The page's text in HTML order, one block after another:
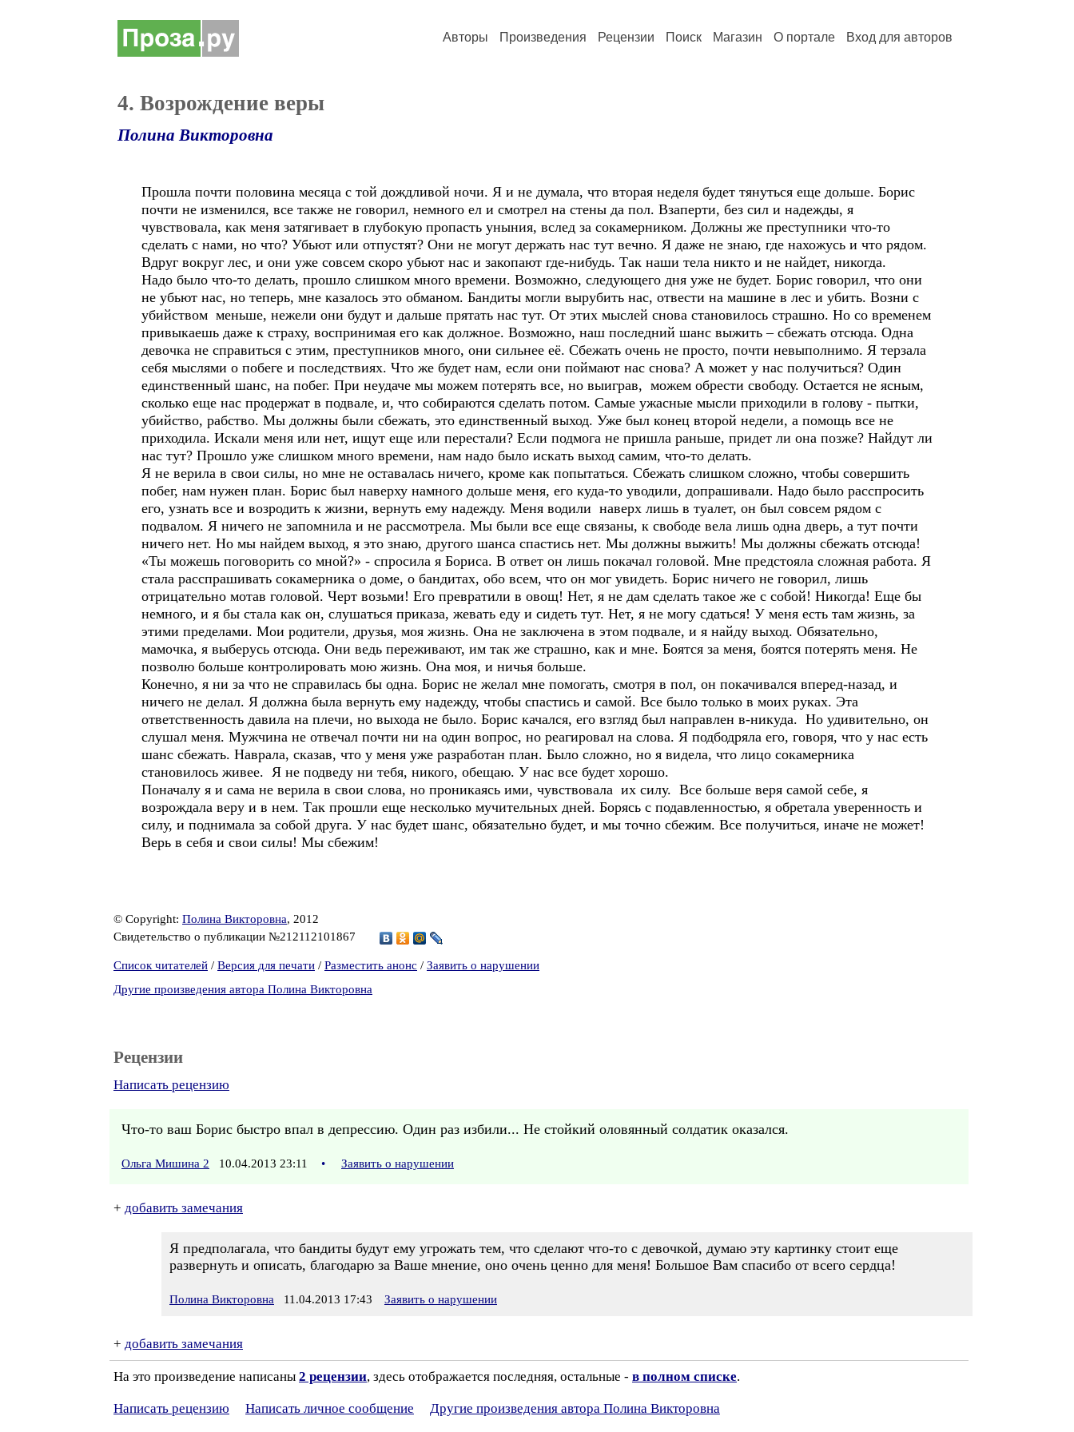
Авторы Произведения Рецензии Поиск Магазин О портале Вход для авторов
4. Возрождение веры
Полина Викторовна
Прошла почти половина месяца с той дождливой ночи. Я и не думала, что вторая неделя будет тянуться еще дольше. Борис
почти не изменился, все также не говорил, немного ел и смотрел на стены да пол. Взаперти, без сил и надежды, я
чувствовала, как меня затягивает в глубокую пропасть уныния, вслед за сокамерником. Должны же преступники что-то
сделать с нами, но что? Убьют или отпустят? Они не могут держать нас тут вечно. Я даже не знаю, где нахожусь и что рядом.
Вдруг вокруг лес, и они уже совсем скоро убьют нас и закопают где-нибудь. Так наши тела никто и не найдет, никогда.
Надо было что-то делать, прошло слишком много времени. Возможно, следующего дня уже не будет. Борис говорил, что они
не убьют нас, но теперь, мне казалось это обманом. Бандиты могли вырубить нас, отвести на машине в лес и убить. Возни с
убийством меньше, нежели они будут и дальше прятать нас тут. От этих мыслей снова становилось страшно. Но со временем
привыкаешь даже к страху, воспринимая его как должное. Возможно, наш последний шанс выжить – сбежать отсюда. Одна
девочка не справиться с этим, преступников много, они сильнее её. Сбежать очень не просто, почти невыполнимо. Я терзала
себя мыслями о побеге и последствиях. Что же будет нам, если они поймают нас снова? А может у нас получиться? Один
единственный шанс, на побег. При неудаче мы можем потерять все, но выиграв, можем обрести свободу. Остается не ясным,
сколько еще нас продержат в подвале, и, что собираются сделать потом. Самые ужасные мысли приходили в голову - пытки,
убийство, рабство. Мы должны были сбежать, это единственный выход. Уже был конец второй недели, а помощь все не
приходила. Искали меня или нет, ищут еще или перестали? Если подмога не пришла раньше, придет ли она позже? Найдут ли
нас тут? Прошло уже слишком много времени, нам надо было искать выход самим, что-то делать.
Я не верила в свои силы, но мне не оставалась ничего, кроме как попытаться. Сбежать слишком сложно, чтобы совершить
побег, нам нужен план. Борис был наверху намного дольше меня, его куда-то уводили, допрашивали. Надо было расспросить
его, узнать все и возродить к жизни, вернуть ему надежду. Меня водили наверх лишь в туалет, он был совсем рядом с
подвалом. Я ничего не запомнила и не рассмотрела. Мы были все еще связаны, к свободе вела лишь одна дверь, а тут почти
ничего нет. Но мы найдем выход, я это знаю, другого шанса спастись нет. Мы должны выжить! Мы должны сбежать отсюда!
«Ты можешь поговорить со мной?» - спросила я Бориса. В ответ он лишь покачал головой. Мне предстояла сложная работа. Я
стала расспрашивать сокамерника о доме, о бандитах, обо всем, что он мог увидеть. Борис ничего не говорил, лишь
отрицательно мотав головой. Черт возьми! Его превратили в овощ! Нет, я не дам сделать такое же с собой! Никогда! Еще бы
немного, и я бы стала как он, слушаться приказа, жевать еду и сидеть тут. Нет, я не могу сдаться! У меня есть там жизнь, за
этими пределами. Мои родители, друзья, моя жизнь. Она не заключена в этом подвале, и я найду выход. Обязательно,
мамочка, я выберусь отсюда. Они ведь переживают, им так же страшно, как и мне. Боятся за меня, боятся потерять меня. Не
позволю больше контролировать мою жизнь. Она моя, и ничья больше.
Конечно, я ни за что не справилась бы одна. Борис не желал мне помогать, смотря в пол, он покачивался вперед-назад, и
ничего не делал. Я должна была вернуть ему надежду, чтобы спастись и самой. Все было только в моих руках. Эта
ответственность давила на плечи, но выхода не было. Борис качался, его взгляд был направлен в-никуда. Но удивительно, он
слушал меня. Мужчина не отвечал почти ни на один вопрос, но реагировал на слова. Я подбодряла его, говоря, что у нас есть
шанс сбежать. Наврала, сказав, что у меня уже разработан план. Было сложно, но я видела, что лицо сокамерника
становилось живее. Я не подведу ни тебя, никого, обещаю. У нас все будет хорошо.
Поначалу я и сама не верила в свои слова, но проникаясь ими, чувствовала их силу. Все больше веря самой себе, я
возрождала веру и в нем. Так прошли еще несколько мучительных дней. Борясь с подавленностью, я обретала уверенность и
силу, и поднимала за собой друга. У нас будет шанс, обязательно будет, и мы точно сбежим. Все получиться, иначе не может!
Верь в себя и свои силы! Мы сбежим!
© Copyright: Полина Викторовна, 2012
Свидетельство о публикации №212112101867
Список читателей / Версия для печати / Разместить анонс / Заявить о нарушении
Другие произведения автора Полина Викторовна
Рецензии
Написать рецензию
Что-то ваш Борис быстро впал в депрессию. Один раз избили... Не стойкий оловянный солдатик оказался.
Ольга Мишина 2 10.04.2013 23:11 • Заявить о нарушении
+ добавить замечания
Я предполагала, что бандиты будут ему угрожать тем, что сделают что-то с девочкой, думаю эту картинку стоит еще
развернуть и описать, благодарю за Ваше мнение, оно очень ценно для меня! Большое Вам спасибо от всего сердца!
Полина Викторовна 11.04.2013 17:43 Заявить о нарушении
+ добавить замечания
На это произведение написаны 2 рецензии, здесь отображается последняя, остальные - в полном списке.
Написать рецензию Написать личное сообщение Другие произведения автора Полина Викторовна